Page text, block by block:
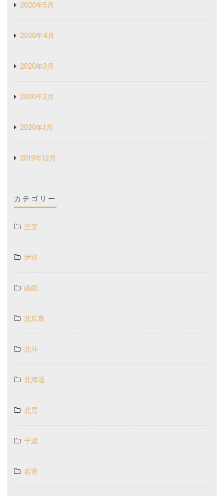
2020年5月
2020年4月
2020年3月
2020年2月
2020年1月
2019年12月
カテゴリー
三笠
伊達
函館
北広島
北斗
北海道
北見
千歳
名寄